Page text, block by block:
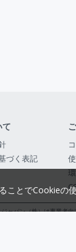
て
づく表記
ャパン（株）は事業者
とでCookieの